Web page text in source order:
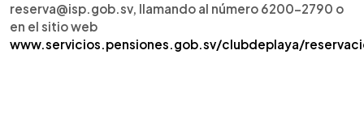
reserva@isp.gob.sv, llamando al número 6200-2790 o
en el sitio web
www.servicios.pensiones.gob.sv/clubdeplaya/